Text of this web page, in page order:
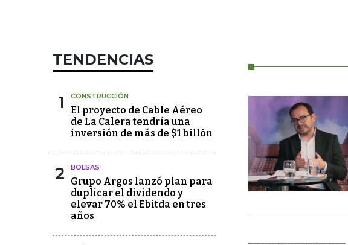
TENDENCIAS
1 CONSTRUCCIÓN
El proyecto de Cable Aéreo
de La Calera tendría una
inversión de más de $1 billón
2 BOLSAS
Grupo Argos lanzó plan para
duplicar el dividendo y
elevar 70% el Ebitda en tres
años